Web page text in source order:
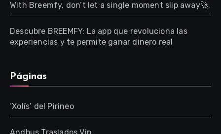
With Breemfy, don’t let a single moment slip away🚀.
Descubre BREEMFY: La app que revoluciona las
experiencias y te permite ganar dinero real
Páginas
‘Xolís’ del Pirineo